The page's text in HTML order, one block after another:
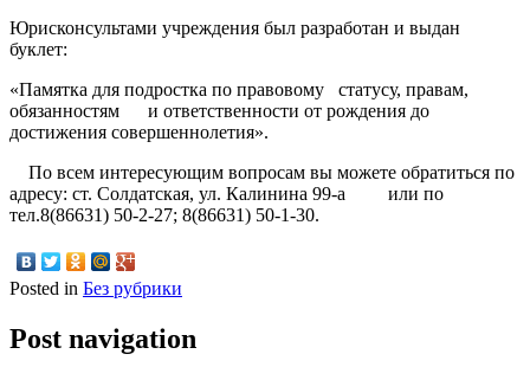
Юрисконсультами учреждения был разработан и выдан
буклет:
«Памятка для подростка по правовому статусу, правам,
обязанностям и ответственности от рождения до
достижения совершеннолетия».
По всем интересующим вопросам вы можете обратиться по
адресу: ст. Солдатская, ул. Калинина 99-а или по
тел.8(86631) 50-2-27; 8(86631) 50-1-30.
Posted in Без рубрики
Post navigation